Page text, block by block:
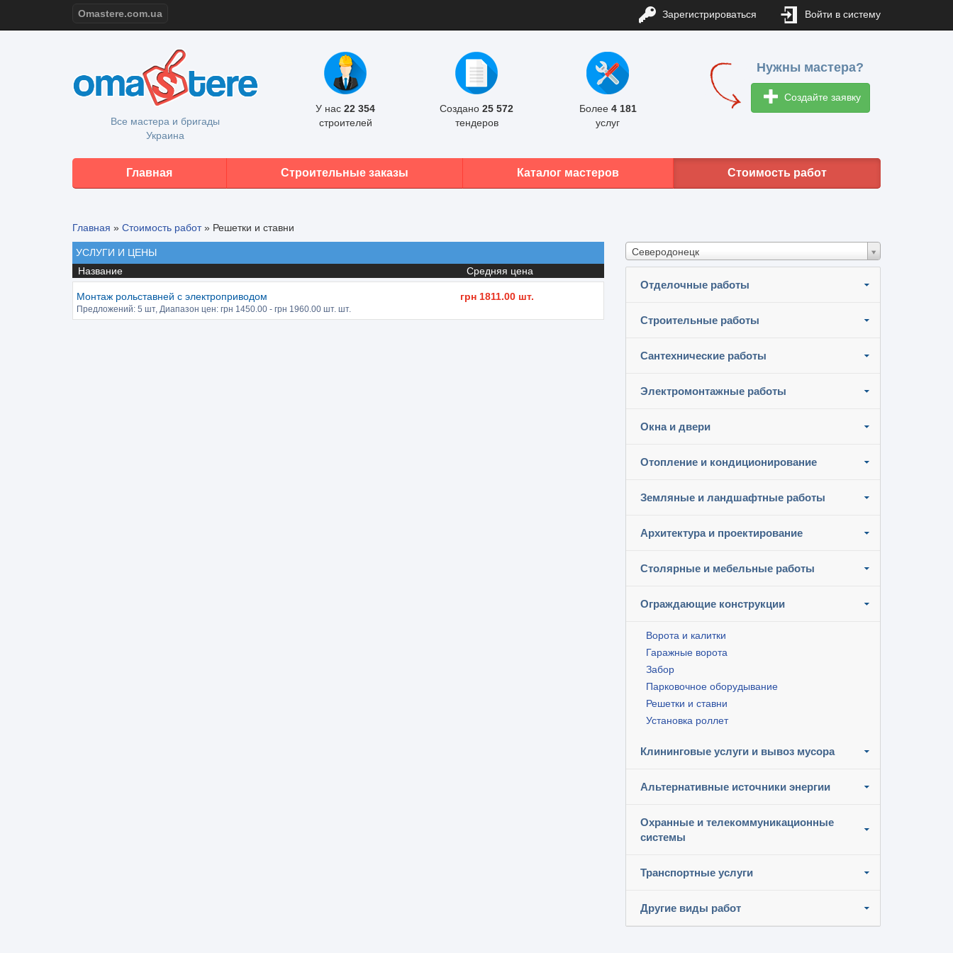
Omastere.com.ua Зарегистрироваться Войти в систему
Все мастера и бригады
Украина
У нас 22 354
строителей
Создано 25 572
тендеров
Более 4 181
услуг
Нужны мастера?
Создайте заявку
Главная Строительные заказы Каталог мастеров Стоимость работ
Главная » Стоимость работ» Решетки и ставни
Северодонецк
Отделочные работы
Строительные работы
Сантехнические работы
Электромонтажные работы
Окна и двери
Отопление и кондиционирование
Земляные и ландшафтные работы
Архитектура и проектирование
Столярные и мебельные работы
Ограждающие конструкции
Ворота и калитки
Гаражные ворота
Забор
Парковочное оборудывание
Решетки и ставни
Установка роллет
Клининговые услуги и вывоз мусора
Альтернативные источники энергии
Охранные и телекоммуникационные
системы
Транспортные услуги
Другие виды работ
УСЛУГИ И ЦЕНЫ
Название
Средняя цена
Монтаж рольставней с электроприводом
Предложений: 5 шт, Диапазон цен: грн 1450.00 - грн 1960.00 шт. шт.
грн 1811.00 шт.